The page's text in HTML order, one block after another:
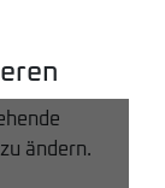
ändern.